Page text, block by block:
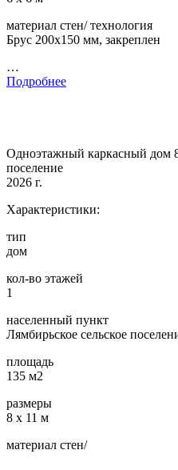
материал стен/ технология
Брус 200х150 мм, закреплен
…
Подробнее
Одноэтажный каркасный дом
поселение
2026 г.
Характеристики:
тип
дом
кол-во этажей
1
населенный пункт
Лямбирьское сельское
площадь
135 м2
размеры
8 х 11 м
материал стен/